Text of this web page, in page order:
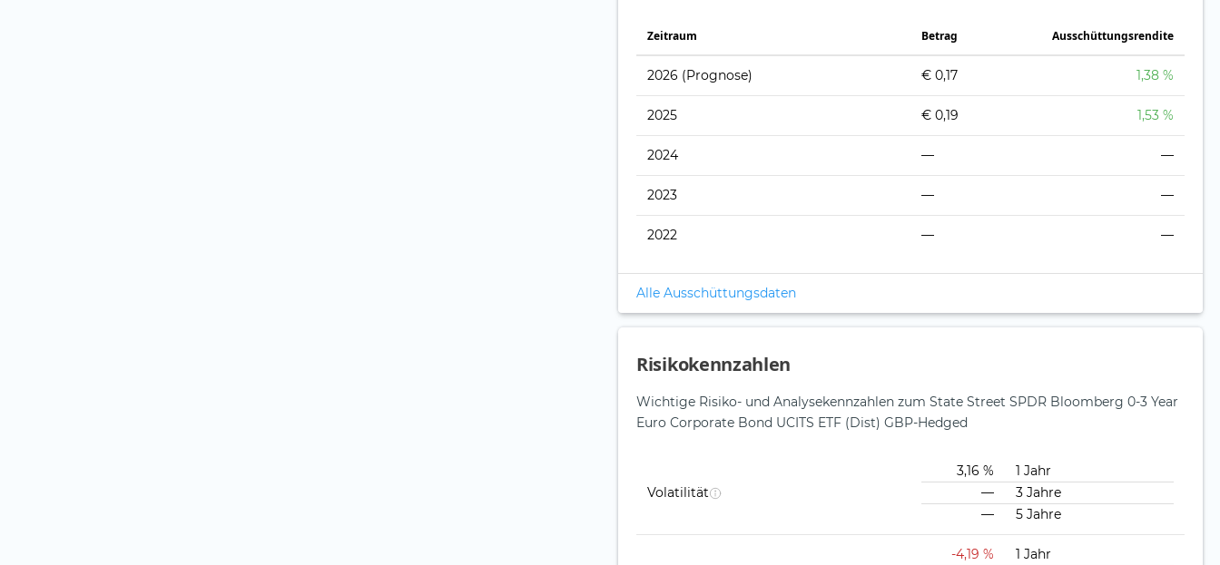
Zeitraum Betrag Ausschüttungsrendite
2026 (Prognose) € 0,17 1,38 %
2025 € 0,19 1,53 %
2024 — —
2023 — —
2022 — —
Alle Ausschüttungsdaten
Risikokennzahlen
Wichtige Risiko- und Analysekennzahlen zum State Street SPDR Bloomberg 0-3 Year
Euro Corporate Bond UCITS ETF (Dist) GBP-Hedged
Volatilität
3,16 %
1 Jahr
—
3 Jahre
—
5 Jahre
-4,19 %
1 Jahr